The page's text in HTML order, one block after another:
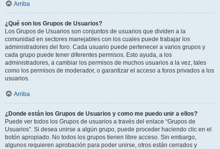
Arriba
¿Qué son los Grupos de Usuarios?
Los Grupos de Usuarios son conjuntos de usuarios que dividen a la
comunidad en sectores manejables con los cuales puede trabajar los
administradores del foro. Cada usuario puede pertenecer a varios grupos y
cada grupo puede tener diferentes permisos. Esto ayuda, a los
administradores, a cambiar los permisos de muchos usuarios a la vez, tales
como los permisos de moderador, o garantizar el acceso a foros privados a los
usuarios.
Arriba
¿Donde están los Grupos de Usuarios y como me puedo unir a ellos?
Puede ver todos los Grupos de usuarios a través del enlace “Grupos de
Usuarios”. Si desea unirse a algún grupo, puede proceder haciendo clic en el
botón apropiado. No todos los grupos tienen libre acceso. Sin embargo,
algunos requieren aprobación para poder unirse, otros están cerrados y